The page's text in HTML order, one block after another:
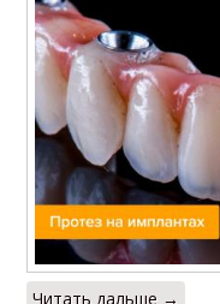
Читать дальше →